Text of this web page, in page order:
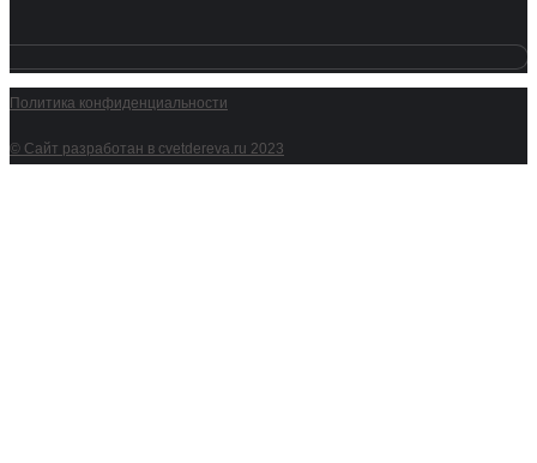
Политика конфиденциальности
© Сайт разработан в cvetdereva.ru 2023